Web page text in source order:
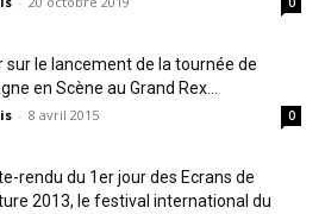
sur le lancement de la tournée de
en Scène au Grand Rex...
- 8 avril 2015 0
rendu du 1er jour des Ecrans de
2013, le festival international du